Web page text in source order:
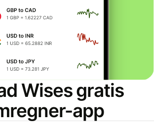
Wises gratis
app